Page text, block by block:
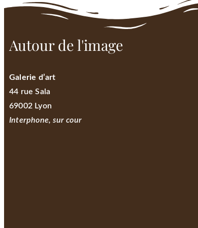
Autour de l'image
Galerie d’art
44 rue Sala
69002 Lyon
Interphone, sur cour